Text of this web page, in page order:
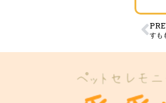
すも